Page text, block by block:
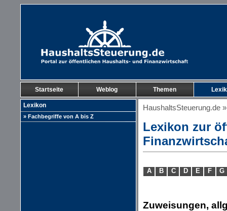
Startseite Weblog Themen
Lexikon
» Fachbegriffe von A bis Z
HaushaltsSteuerung.de
Lexikon zur
A B C D E F G
Zuweisungen,